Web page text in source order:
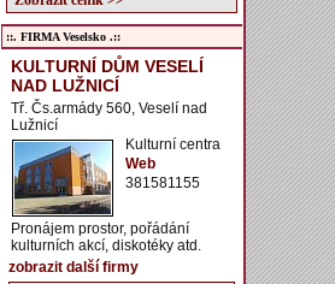
::. FIRMA Veselsko .::
KULTURNÍ DŮM VESELÍ
NAD LUŽNICÍ
Tř. Čs.armády 560, Veselí nad
Lužnicí
Kulturní centra
Web
381581155
Pronájem prostor, pořádání
kulturních akcí, diskotéky atd.
zobrazit další firmy